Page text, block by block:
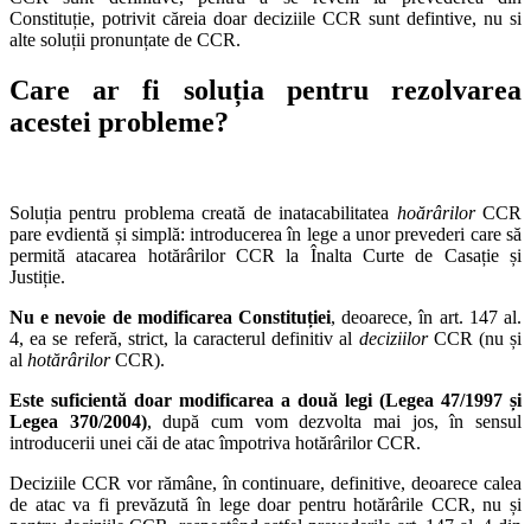
Constituție, potrivit căreia doar deciziile CCR sunt defintive, nu si
alte soluții pronunțate de CCR.
Care ar fi soluția pentru rezolvarea
acestei probleme?
Soluția pentru problema creată de inatacabilitatea hoărârilorCCR
pare evdientă și simplă: introducerea în lege a unor prevederi care să
permită atacarea hotărârilor CCR la Înalta Curte de Casație și
Justiție.
Nu e nevoie de modificarea Constituției, deoarece, în art. 147 al.
4, ea se referă, strict, la caracterul definitiv al deciziilorCCR (nu și
al hotărârilorCCR).
Este suficientă doar modificarea a două legi (Legea 47/1997 și
Legea 370/2004), după cum vom dezvolta mai jos, în sensul
introducerii unei căi de atac împotriva hotărârilor CCR.
Deciziile CCR vor rămâne, în continuare, definitive, deoarece calea
de atac va fi prevăzută în lege doar pentru hotărârile CCR, nu și